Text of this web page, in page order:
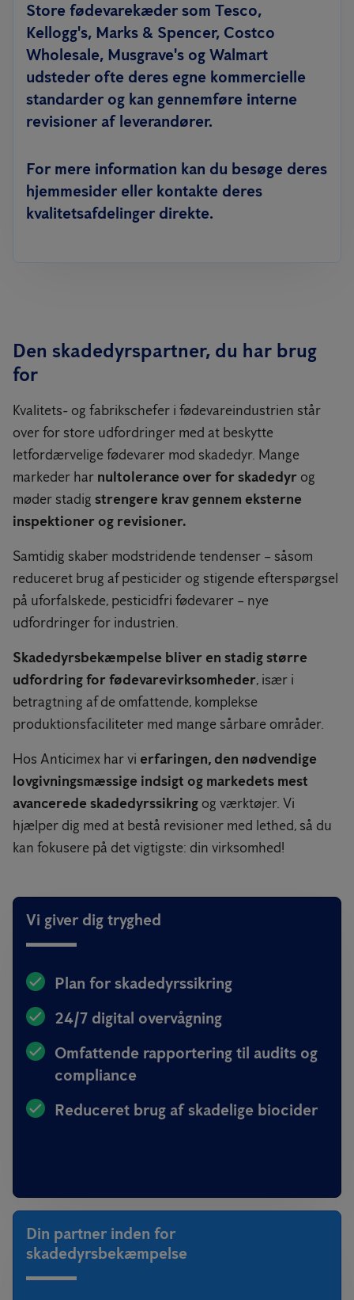
Store fødevarekæder som Tesco,
Kellogg's, Marks & Spencer, Costco
Wholesale, Musgrave's og Walmart
udsteder ofte deres egne kommercielle
standarder og kan gennemføre interne
revisioner af leverandører.
For mere information kan du besøge deres
hjemmesider eller kontakte deres
kvalitetsafdelinger direkte.
Den skadedyrspartner, du har brug
for
Kvalitets- og fabrikschefer i fødevareindustrien står
over for store udfordringer med at beskytte
letfordærvelige fødevarer mod skadedyr. Mange
markeder har nultolerance over for skadedyr og
møder stadig strengere krav gennem eksterne
inspektioner og revisioner.
Samtidig skaber modstridende tendenser – såsom
reduceret brug af pesticider og stigende efterspørgsel
på uforfalskede, pesticidfri fødevarer – nye
udfordringer for industrien.
Skadedyrsbekæmpelse bliver en stadig større
udfordring for fødevarevirksomheder, især i
betragtning af de omfattende, komplekse
produktionsfaciliteter med mange sårbare områder.
Hos Anticimex har vi erfaringen, den nødvendige
lovgivningsmæssige indsigt og markedets mest
avancerede skadedyrssikring og værktøjer. Vi
hjælper dig med at bestå revisioner med lethed, så du
kan fokusere på det vigtigste: din virksomhed!
Vi giver dig tryghed
Plan for skadedyrssikring
24/7 digital overvågning
Omfattende rapportering til audits og
compliance
Reduceret brug af skadelige biocider
Din partner inden for
skadedyrsbekæmpelse